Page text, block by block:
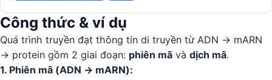
Công thức & ví dụ
Quá trình truyền đạt thông tin di truyền từ ADN → mARN
→ protein gồm 2 giai đoạn: phiên mã và dịch mã.
1. Phiên mã (ADN → mARN):